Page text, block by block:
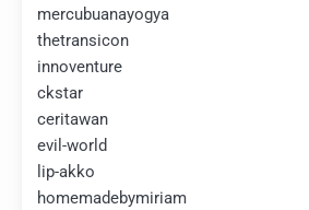
mercubuanayogya
thetransicon
innoventure
ckstar
ceritawan
evil-world
lip-akko
homemadebymiriam